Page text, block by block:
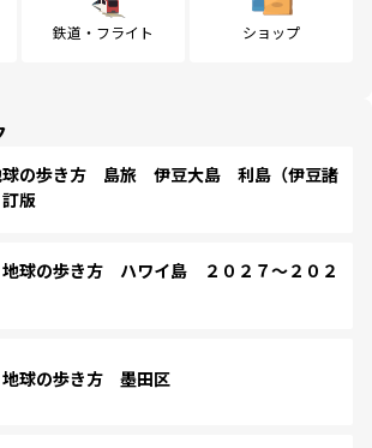
鉄道・フライト ショップ
の歩き方 島旅 伊豆大島 利島（伊豆諸
版
球の歩き方 ハワイ島 ２０２７～２０２
球の歩き方 墨田区